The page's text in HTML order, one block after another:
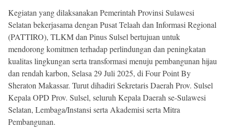
Kegiatan yang dilaksanakan Pemerintah Provinsi Sulawesi
Selatan bekerjasama dengan Pusat Telaah dan Informasi Regional
(PATTIRO), TLKM dan Pinus Sulsel bertujuan untuk
mendorong komitmen terhadap perlindungan dan peningkatan
kualitas lingkungan serta transformasi menuju pembangunan hijau
dan rendah karbon, Selasa 29 Juli 2025, di Four Point By
Sheraton Makassar. Turut dihadiri Sekretaris Daerah Prov. Sulsel
Kepala OPD Prov. Sulsel, seluruh Kepala Daerah se-Sulawesi
Selatan, Lembaga/Instansi serta Akademisi serta Mitra
Pembangunan.